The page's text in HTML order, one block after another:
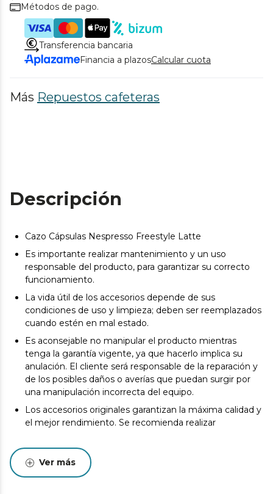
Métodos de pago.
Transferencia bancaria
Financia a plazosCalcular cuota
Más Repuestos cafeteras
Descripción
Cazo Cápsulas Nespresso Freestyle Latte
Es importante realizar mantenimiento y un uso
responsable del producto, para garantizar su correcto
funcionamiento.
La vida útil de los accesorios depende de sus
condiciones de uso y limpieza; deben ser reemplazados
cuando estén en mal estado.
Es aconsejable no manipular el producto mientras
tenga la garantía vigente, ya que hacerlo implica su
anulación. El cliente será responsable de la reparación y
de los posibles daños o averías que puedan surgir por
una manipulación incorrecta del equipo.
Los accesorios originales garantizan la máxima calidad y
el mejor rendimiento. Se recomienda realizar
Ver más